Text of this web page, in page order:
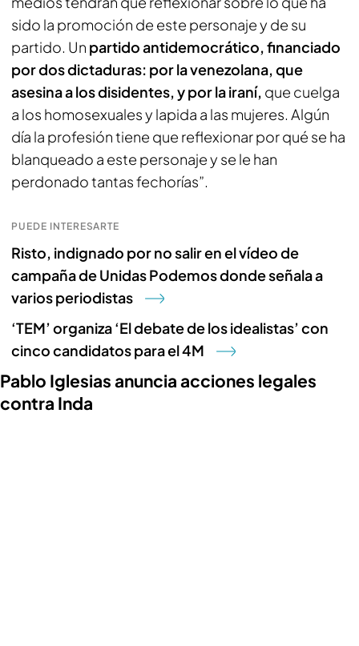
sido la promoción de este personaje y de su
partido. Un partido antidemocrático, financiado
por dos dictaduras: por la venezolana, que
asesina a los disidentes, y por la iraní, que cuelga
a los homosexuales y lapida a las mujeres. Algún
día la profesión tiene que reflexionar por qué se ha
blanqueado a este personaje y se le han
perdonado tantas fechorías”.
PUEDE INTERESARTE
Risto, indignado por no salir en el vídeo de
campaña de Unidas Podemos donde señala a
varios periodistas
‘TEM’ organiza ‘El debate de los idealistas’ con
cinco candidatos para el 4M
Pablo Iglesias anuncia acciones legales
contra Inda